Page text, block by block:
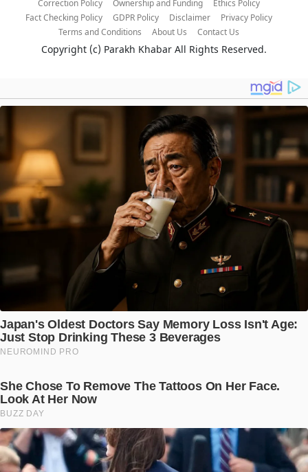
Correction Policy Ownership and Funding
Ethics Policy
Fact Checking Policy
GDPR Policy Disclaimer
Privacy Policy
Terms and Conditions
About Us Contact Us
Copyright (c) Parakh Khabar All Rights Reserved.